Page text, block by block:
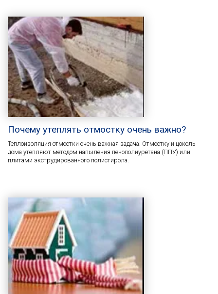
Почему утеплять отмостку очень важно?
Теплоизоляция отмостки очень важная задача. Отмостку и цоколь
дома утепляют методом напыления пенополиуретана (ППУ) или
плитами экструдированного полистирола.